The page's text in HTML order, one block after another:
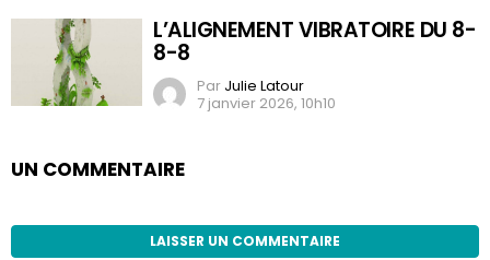
L’ALIGNEMENT VIBRATOIRE DU 8-
8-8
Par Julie Latour
7 janvier 2026, 10h10
UN COMMENTAIRE
LAISSER UN COMMENTAIRE